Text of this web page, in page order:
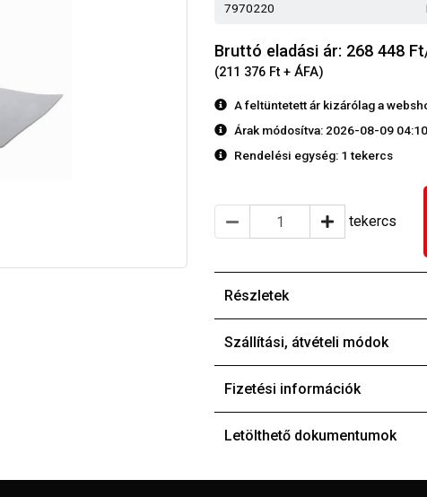
7970220
Bruttó eladási ár: 268 448
(211 376 Ft + ÁFA)
A feltüntetett ár kizárólag a
Árak módosítva: 2026-08-09 04:10
Rendelési egység: 1 tekercs
tekercs
Részletek
Szállítási, átvételi módok
Fizetési információk
Letölthető dokumentumok